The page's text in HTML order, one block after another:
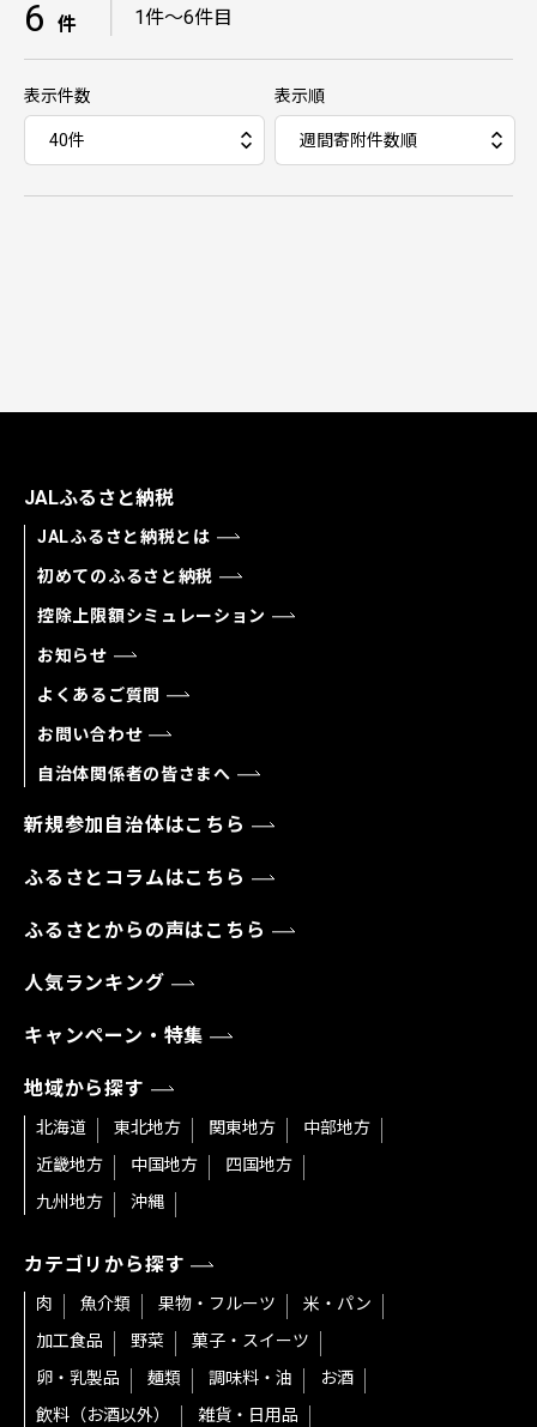
6 件 1件～6件目
表示件数 表示順
JALふるさと納税
JALふるさと納税とは
初めてのふるさと納税
控除上限額シミュレーション
お知らせ
よくあるご質問
お問い合わせ
自治体関係者の皆さまへ
新規参加自治体はこちら
ふるさとコラムはこちら
ふるさとからの声はこちら
人気ランキング
キャンペーン・特集
地域から探す
北海道 東北地方 関東地方
中部地方
近畿地方
中国地方
四国地方
九州地方
沖縄
カテゴリから探す
肉 魚介類 果物・フルーツ
米・パン
加工食品
野菜
菓子・スイーツ
卵・乳製品
麺類 調味料・油
お酒
飲料（お酒以外）
雑貨・日用品